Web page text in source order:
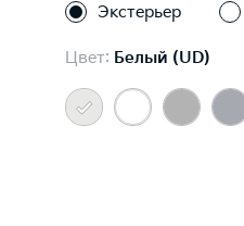
Экстерьер
Цвет: Белый (UD)